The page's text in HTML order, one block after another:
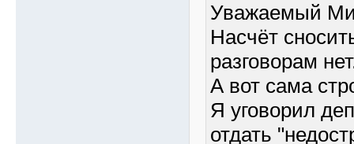
Уважаемый
Насчёт
разговорам
А вот сама
Я уговорил
отдать